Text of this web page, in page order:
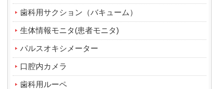
歯科用サクション（バキューム）
生体情報モニタ(患者モニタ)
パルスオキシメーター
口腔内カメラ
歯科用ルーペ